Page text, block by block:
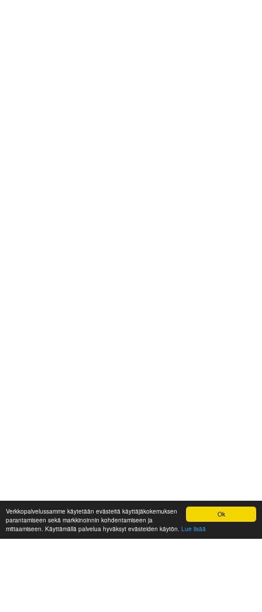
Ok
Verkkopalvelussamme käytetään evästeitä käyttäjäkokemuksen
parantamiseen sekä markkinoinnin kohdentamiseen ja
mittaamiseen. Käyttämällä palvelua hyväksyt evästeiden käytön. Lue lisää